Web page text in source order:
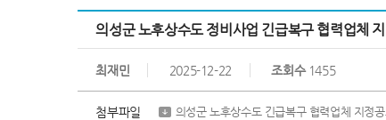
의성군 노후상수도 정비사업 긴급복구 협력업체
최재민 2025-12-22 조회수 1455
첨부파일 의성군 노후상수도 긴급복구 협력업체 지정